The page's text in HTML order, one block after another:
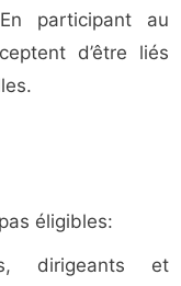
participant au
d’être liés
éligibles:
dirigeants et